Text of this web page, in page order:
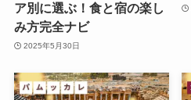
ア別に選ぶ！食と宿の楽し
み方完全ナビ
2025年5月30日